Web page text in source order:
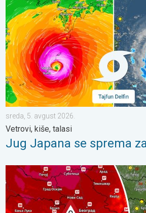
sreda, 5. avgust 2026.
Vetrovi, kiše, talasi
Jug Japana se sprema
Vruće, ali i malo nestabilnije.